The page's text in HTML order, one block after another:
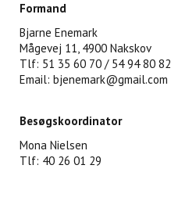
Formand
Bjarne Enemark
Mågevej 11, 4900 Nakskov
Tlf: 51 35 60 70 / 54 94 80 82
Email: bjenemark@gmail.com
Besøgskoordinator
Mona Nielsen
Tlf: 40 26 01 29